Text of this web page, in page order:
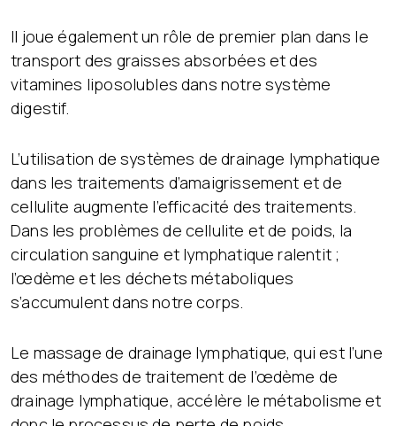
Il joue également un rôle de premier plan dans le
transport des graisses absorbées et des
vitamines liposolubles dans notre système
digestif.
L’utilisation de systèmes de drainage lymphatique
dans les traitements d’amaigrissement et de
cellulite augmente l’efficacité des traitements.
Dans les problèmes de cellulite et de poids, la
circulation sanguine et lymphatique ralentit ;
l’œdème et les déchets métaboliques
s’accumulent dans notre corps.
Le massage de drainage lymphatique, qui est l’une
des méthodes de traitement de l’œdème de
drainage lymphatique, accélère le métabolisme et